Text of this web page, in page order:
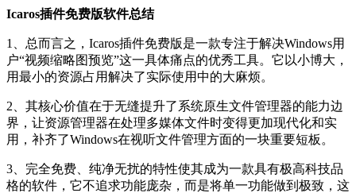
Icaros插件免费版软件总结
1、总而言之，Icaros插件免费版是一款专注于解决Windows用
户“视频缩略图预览”这一具体痛点的优秀工具。它以小博大，
用最小的资源占用解决了实际使用中的大麻烦。
2、其核心价值在于无缝提升了系统原生文件管理器的能力边
界，让资源管理器在处理多媒体文件时变得更加现代化和实
用，补齐了Windows在视听文件管理方面的一块重要短板。
3、完全免费、纯净无扰的特性使其成为一款具有极高科技品
格的软件，它不追求功能庞杂，而是将单一功能做到极致，这